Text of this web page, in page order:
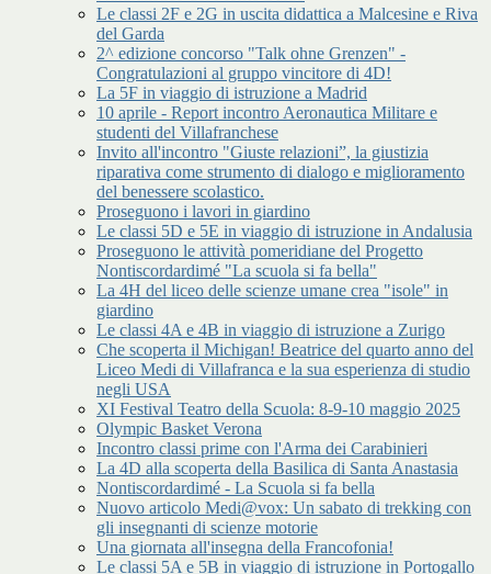
Le classi 2F e 2G in uscita didattica a Malcesine e Riva
del Garda
2^ edizione concorso "Talk ohne Grenzen" -
Congratulazioni al gruppo vincitore di 4D!
La 5F in viaggio di istruzione a Madrid
10 aprile - Report incontro Aeronautica Militare e
studenti del Villafranchese
Invito all'incontro "Giuste relazioni”, la giustizia
riparativa come strumento di dialogo e miglioramento
del benessere scolastico.
Proseguono i lavori in giardino
Le classi 5D e 5E in viaggio di istruzione in Andalusia
Proseguono le attività pomeridiane del Progetto
Nontiscordardimé "La scuola si fa bella"
La 4H del liceo delle scienze umane crea "isole" in
giardino
Le classi 4A e 4B in viaggio di istruzione a Zurigo
Che scoperta il Michigan! Beatrice del quarto anno del
Liceo Medi di Villafranca e la sua esperienza di studio
negli USA
XI Festival Teatro della Scuola: 8-9-10 maggio 2025
Olympic Basket Verona
Incontro classi prime con l'Arma dei Carabinieri
La 4D alla scoperta della Basilica di Santa Anastasia
Nontiscordardimé - La Scuola si fa bella
Nuovo articolo Medi@vox: Un sabato di trekking con
gli insegnanti di scienze motorie
Una giornata all'insegna della Francofonia!
Le classi 5A e 5B in viaggio di istruzione in Portogallo